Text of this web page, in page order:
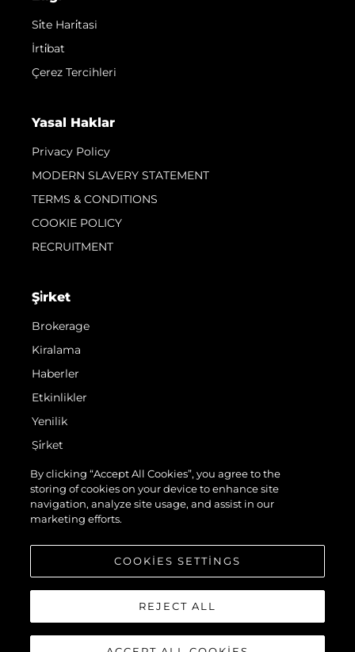
Si̇te Hari̇tasi
İrti̇bat
Çerez Tercihleri
Yasal Haklar
Privacy Policy
MODERN SLAVERY STATEMENT
TERMS & CONDITIONS
COOKIE POLICY
RECRUITMENT
Şi̇rket
Brokerage
Kiralama
Haberler
Etkinlikler
Yenilik
Şi̇rket
Ekip
Yaşam Şekli̇
Mi̇ras
By clicking “Accept All Cookies”, you agree to the
storing of cookies on your device to enhance site
navigation, analyze site usage, and assist in our
marketing efforts.
COOKIES SETTINGS
REJECT ALL